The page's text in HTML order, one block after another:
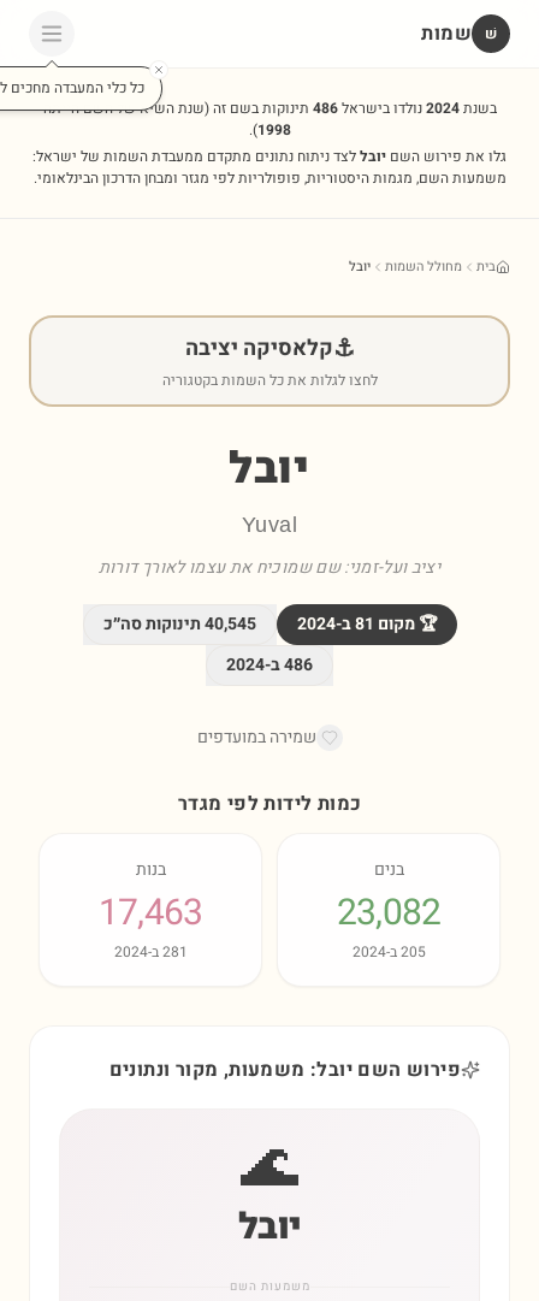
שׁ שמות
כל כלי המעבדה מחכים
בשנת2024נולדו בישראל486 תינוקות בשם זה(שנת השיא של השם הייתה
1998
).
גלו את פירוש השם יובללצד ניתוח נתונים מתקדם ממעבדת השמות של ישראל:
משמעות השם, מגמות היסטוריות, פופולריות לפי מגזר ומבחן הדרכון הבינלאומי.
בית מחולל השמות יובל
⚓קלאסיקה יציבה
לחצו לגלות את כל השמות בקטגוריה
יובל
Yuval
יציב ועל-זמני: שם שמוכיח את עצמו לאורך דורות
🏆 מקום 81ב-2024
40,545תינוקות סה״כ
486ב-2024
שמירה במועדפים
כמות לידות לפי מגדר
בנים
23,082
205ב-2024
בנות
17,463
281ב-2024
פירוש השם יובל: משמעות, מקור ונתונים
🌊
יובל
משמעות השם